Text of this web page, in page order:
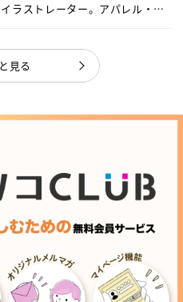
ラストレーター。アパレル・キ
見る